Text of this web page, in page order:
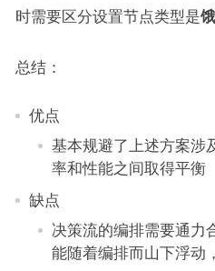
时需要区分设置节点类型是
总结：
优点
基本规避了上述方案涉
率和性能之间取得平衡
缺点
决策流的编排需要通力
能随着编排而山下浮动